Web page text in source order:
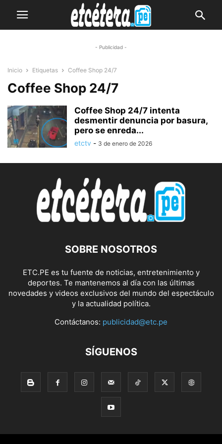
- Publicidad -
Inicio Etiquetas Coffee Shop 24/7
Coffee Shop 24/7
Coffee Shop 24/7 intenta
desmentir denuncia por basura,
pero se enreda...
etctv - 3 de enero de 2026
SOBRE NOSOTROS
ETC.PE es tu fuente de noticias, entretenimiento y
deportes. Te mantenemos al día con las últimas
novedades y videos exclusivos del mundo del espectáculo
y la actualidad política.
Contáctanos: publicidad@etc.pe
SÍGUENOS